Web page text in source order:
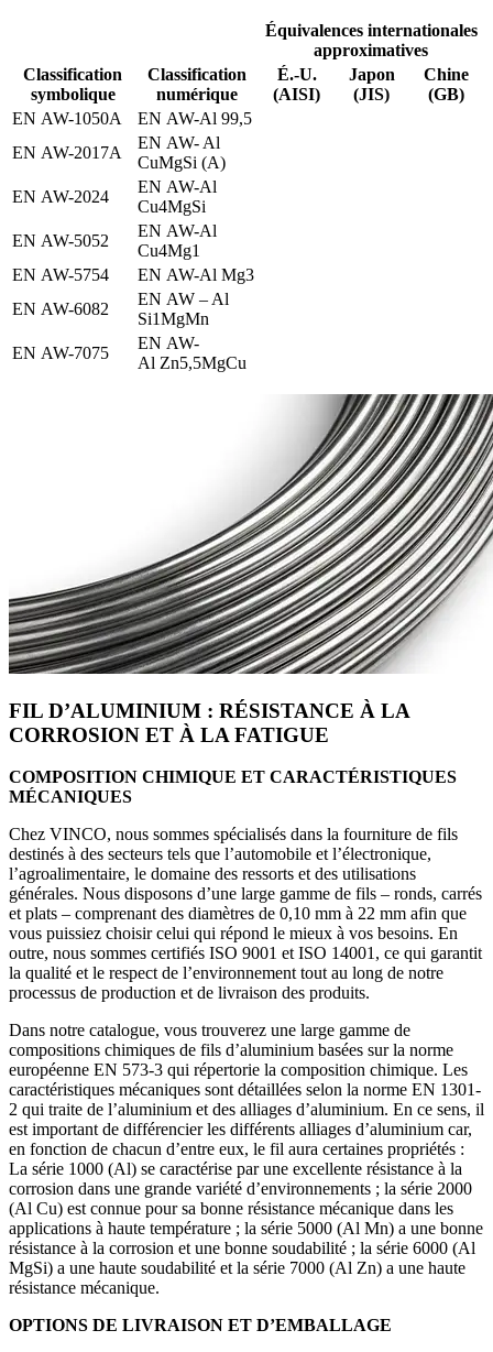
Équivalences internationales
approximatives
Classification
symbolique
Classification
numérique
É.-U.
(AISI)
Japon
(JIS)
Chine
(GB)
EN AW-1050A
EN AW-Al 99,5
EN AW-2017A
EN AW- Al
CuMgSi (A)
EN AW-2024
EN AW-Al
Cu4MgSi
EN AW-5052
EN AW-Al
Cu4Mg1
EN AW-5754
EN AW-Al Mg3
EN AW-6082
EN AW – Al
Si1MgMn
EN AW-7075
EN AW-
Al Zn5,5MgCu
FIL D’ALUMINIUM : RÉSISTANCE À LA
CORROSION ET À LA FATIGUE
COMPOSITION CHIMIQUE ET CARACTÉRISTIQUES
MÉCANIQUES
Chez VINCO, nous sommes spécialisés dans la fourniture de fils
destinés à des secteurs tels que l’automobile et l’électronique,
l’agroalimentaire, le domaine des ressorts et des utilisations
générales. Nous disposons d’une large gamme de fils – ronds, carrés
et plats – comprenant des diamètres de 0,10 mm à 22 mm afin que
vous puissiez choisir celui qui répond le mieux à vos besoins. En
outre, nous sommes certifiés ISO 9001 et ISO 14001, ce qui garantit
la qualité et le respect de l’environnement tout au long de notre
processus de production et de livraison des produits.
Dans notre catalogue, vous trouverez une large gamme de
compositions chimiques de fils d’aluminium basées sur la norme
européenne EN 573-3 qui répertorie la composition chimique. Les
caractéristiques mécaniques sont détaillées selon la norme EN 1301-
2 qui traite de l’aluminium et des alliages d’aluminium. En ce sens, il
est important de différencier les différents alliages d’aluminium car,
en fonction de chacun d’entre eux, le fil aura certaines propriétés :
La série 1000 (Al) se caractérise par une excellente résistance à la
corrosion dans une grande variété d’environnements ; la série 2000
(Al Cu) est connue pour sa bonne résistance mécanique dans les
applications à haute température ; la série 5000 (Al Mn) a une bonne
résistance à la corrosion et une bonne soudabilité ; la série 6000 (Al
MgSi) a une haute soudabilité et la série 7000 (Al Zn) a une haute
résistance mécanique.
OPTIONS DE LIVRAISON ET D’EMBALLAGE